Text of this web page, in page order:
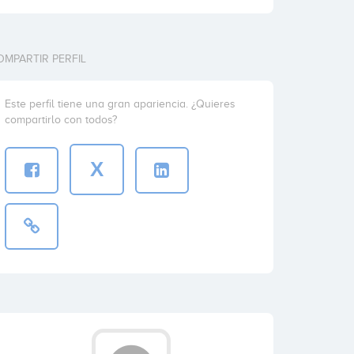
PERFIL
Este perfil tiene una gran apariencia. ¿Quieres
compartirlo con todos?
X